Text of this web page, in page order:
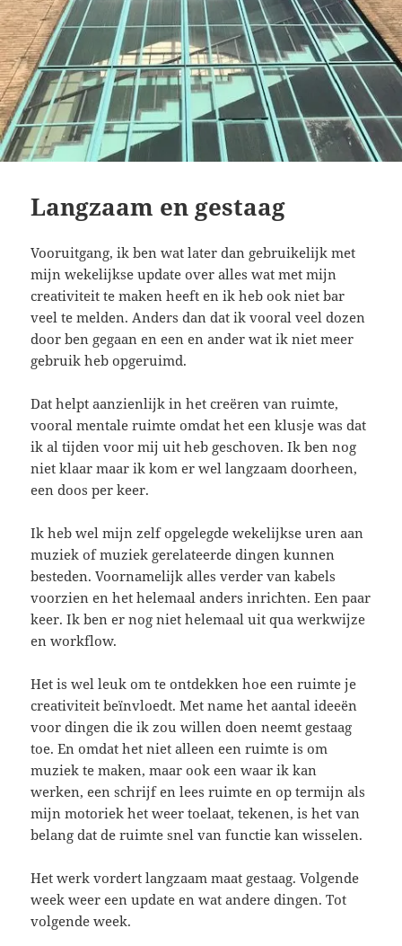
Langzaam en gestaag
Vooruitgang, ik ben wat later dan gebruikelijk met
mijn wekelijkse update over alles wat met mijn
creativiteit te maken heeft en ik heb ook niet bar
veel te melden. Anders dan dat ik vooral veel dozen
door ben gegaan en een en ander wat ik niet meer
gebruik heb opgeruimd.
Dat helpt aanzienlijk in het creëren van ruimte,
vooral mentale ruimte omdat het een klusje was dat
ik al tijden voor mij uit heb geschoven. Ik ben nog
niet klaar maar ik kom er wel langzaam doorheen,
een doos per keer.
Ik heb wel mijn zelf opgelegde wekelijkse uren aan
muziek of muziek gerelateerde dingen kunnen
besteden. Voornamelijk alles verder van kabels
voorzien en het helemaal anders inrichten. Een paar
keer. Ik ben er nog niet helemaal uit qua werkwijze
en workflow.
Het is wel leuk om te ontdekken hoe een ruimte je
creativiteit beïnvloedt. Met name het aantal ideeën
voor dingen die ik zou willen doen neemt gestaag
toe. En omdat het niet alleen een ruimte is om
muziek te maken, maar ook een waar ik kan
werken, een schrijf en lees ruimte en op termijn als
mijn motoriek het weer toelaat, tekenen, is het van
belang dat de ruimte snel van functie kan wisselen.
Het werk vordert langzaam maat gestaag. Volgende
week weer een update en wat andere dingen. Tot
volgende week.